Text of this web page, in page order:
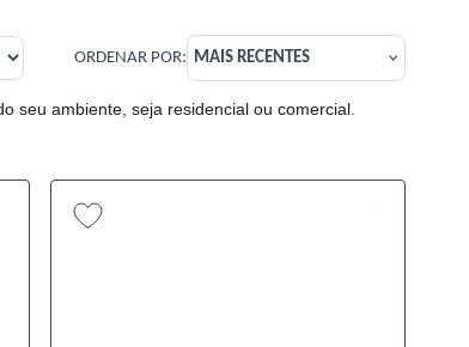
ORDENAR POR: MAIS RECENTES
seu ambiente, seja residencial ou comercial.